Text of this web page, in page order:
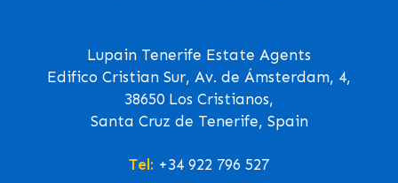
Lupain Tenerife Estate Agents
Edifico Cristian Sur, Av. de Ámsterdam, 4,
38650 Los Cristianos,
Santa Cruz de Tenerife, Spain
Tel: +34 922 796 527